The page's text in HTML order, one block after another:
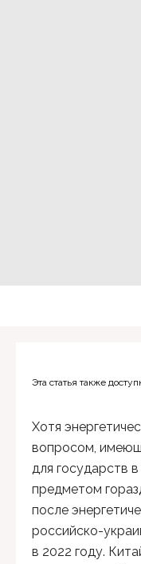
Эта статья также
Хотя
вопросом,
для государств
предметом
после
российско-
в 2022 году.